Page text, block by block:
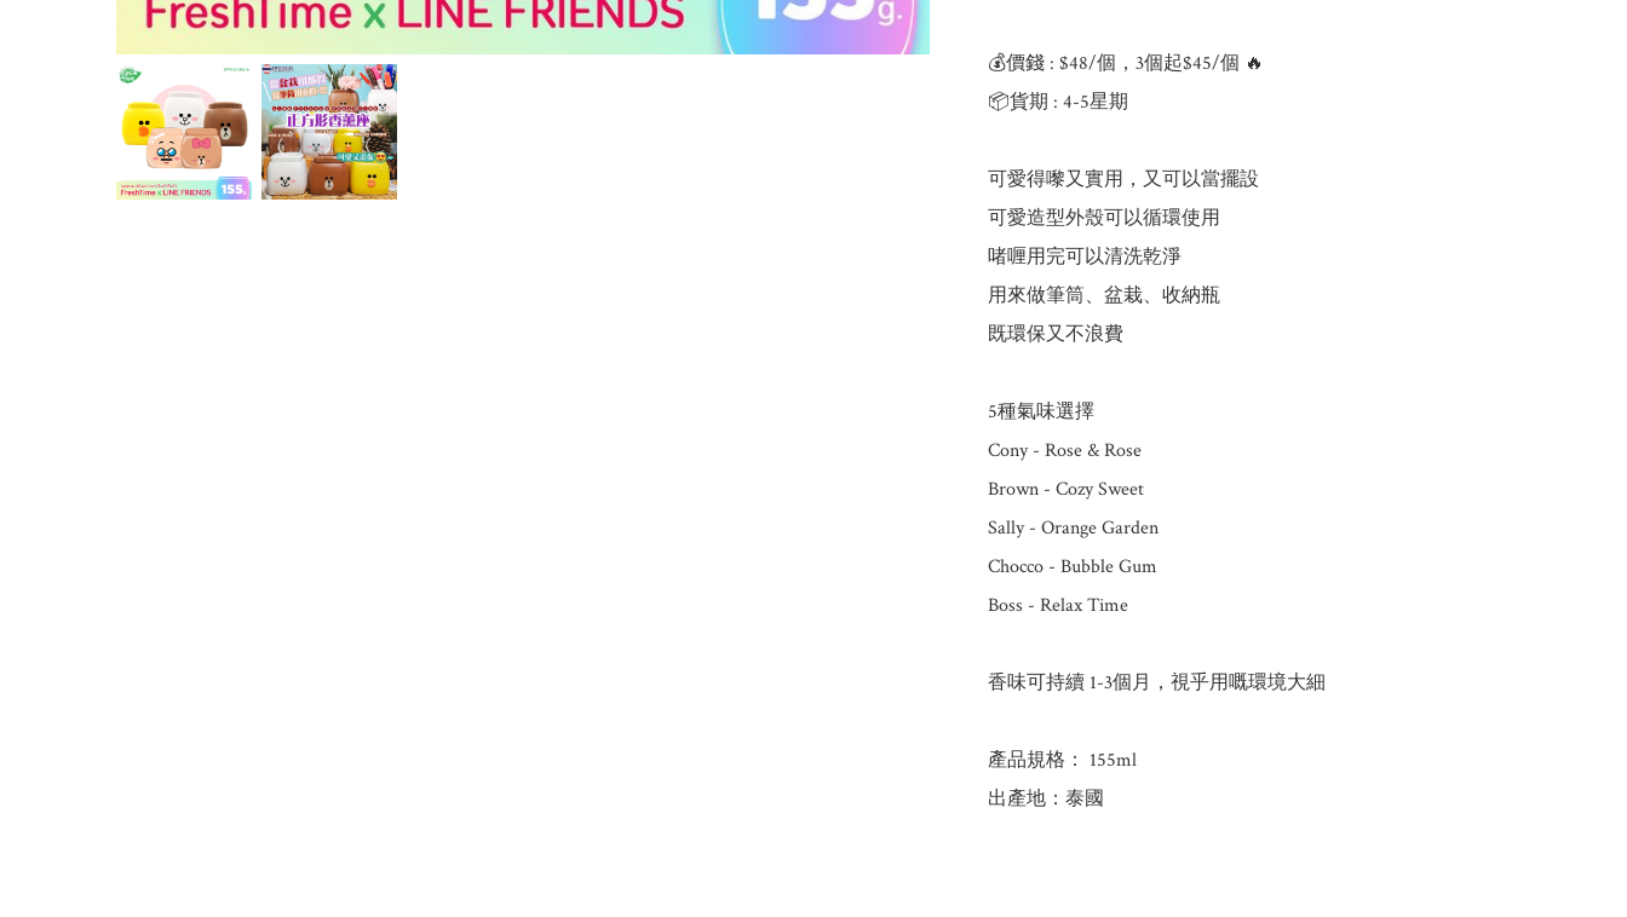
💰價錢 : $48/個，3個起$45/個 🔥
📦貨期 : 4-5星期
可愛得嚟又實用，又可以當擺設
可愛造型外殼可以循環使用
啫喱用完可以清洗乾淨
用來做筆筒、盆栽、收納瓶
既環保又不浪費
5種氣味選擇
Cony - Rose & Rose
Brown - Cozy Sweet
Sally - Orange Garden
Chocco - Bubble Gum
Boss - Relax Time
香味可持續 1-3個月，視乎用嘅環境大細
產品規格： 155ml
出產地：泰國